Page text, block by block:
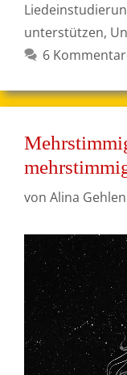
unterstützen,
6
von Alina Gehlen